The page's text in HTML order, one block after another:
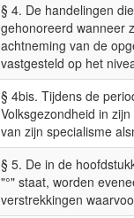
§ 4. De handelingen
gehonoreerd wanneer
achtneming van de
vastgesteld op het
§ 4bis. Tijdens de
Volksgezondheid in
van zijn specialisme
§ 5. De in de
"°" staat, worden
verstrekkingen